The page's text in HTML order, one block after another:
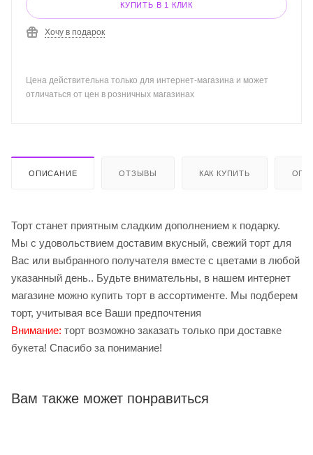
КУПИТЬ В 1 КЛИК
Хочу в подарок
Цена действительна только для интернет-магазина и может
отличаться от цен в розничных магазинах
ОПИСАНИЕ ОТЗЫВЫ КАК КУПИТЬ
Торт станет приятным сладким дополнением к подарку.
Мы с удовольствием доставим вкусный, свежий торт для
Вас или выбранного получателя вместе с цветами в любой
указанный день.. Будьте внимательны, в нашем интернет
магазине можно купить торт в ассортименте. Мы подберем
торт, учитывая все Ваши предпочтения
Внимание: торт возможно заказать только при доставке
букета! Спасибо за понимание!
Вам также может понравиться